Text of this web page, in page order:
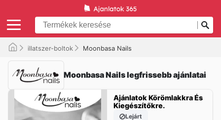
illatszer-boltok Moonbasa Nails
Moonbasa Nails legfrissebb ajánlatai
Ajánlatok Körömlakkra És
Kiegészítőkre.
Lejárt